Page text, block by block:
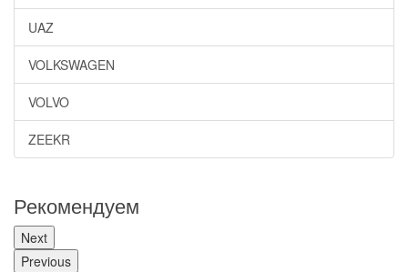
UAZ
VOLKSWAGEN
VOLVO
ZEEKR
Рекомендуем
Next
Previous